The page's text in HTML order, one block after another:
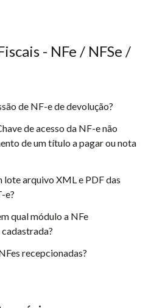
- NFe / NFSe /
de NF-e de devolução?
de acesso da NF-e não
de um título a pagar ou nota
arquivo XML e PDF das
e?
qual módulo a NFe
recepcionadas?